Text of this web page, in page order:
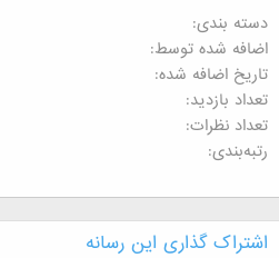
دسته بندی
اضافه شده توسط
تاریخ اضافه شده
تعداد بازدید
تعداد نظرات
رتبه‌بندی
اشتراک گذاری این رسانه